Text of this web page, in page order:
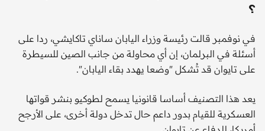
؟
في نوفمبر قالت رئيسة وزراء اليابان ساناي تاكايشي، ردا على
أسئلة في البرلمان، إن أي محاولة من جانب الصين للسيطرة
على تايوان قد تُشكل "وضعا يهدد بقاء اليابان".
يعد هذا التصنيف أساسا قانونيا يسمح لطوكيو بنشر قواتها
العسكرية للقيام بدور داعم حال تدخل دولة أخرى، على الأرجح